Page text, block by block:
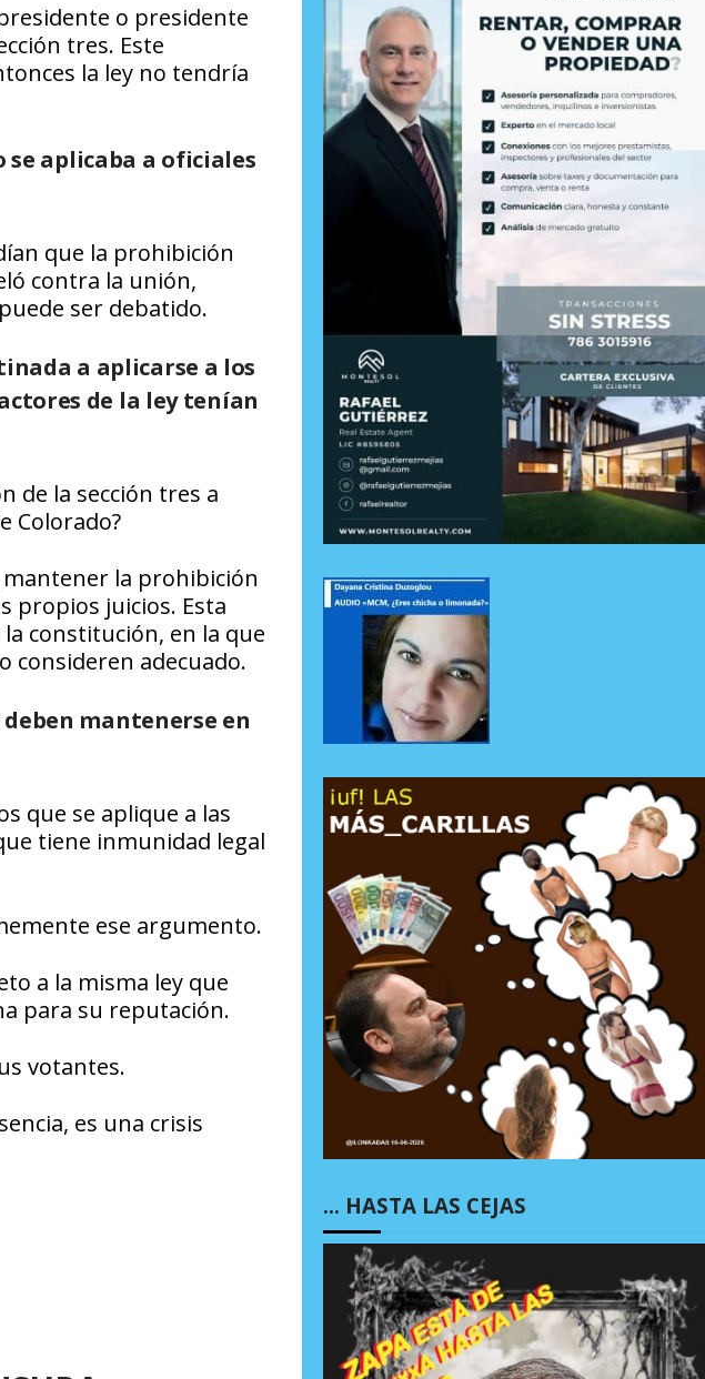
o presidente
tres. Este
la ley no tendría
aplicaba a oficiales
que la prohibición
contra la unión,
ser debatido.
a aplicarse a los
de la ley tenían
de la sección tres a
Colorado?
la prohibición
propios juicios. Esta
constitución, en la que
consideren adecuado.
mantenerse en
que se aplique a las
tiene inmunidad legal
ese argumento.
a la misma ley que
para su reputación.
votantes.
es una crisis
… HASTA LAS CEJAS